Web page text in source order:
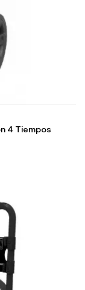
4 Tiempos